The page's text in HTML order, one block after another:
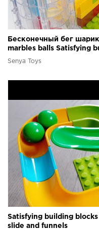
Бесконечный бег
marbles balls Satisfying
Senya Toys
Satisfying building
slide and funnels